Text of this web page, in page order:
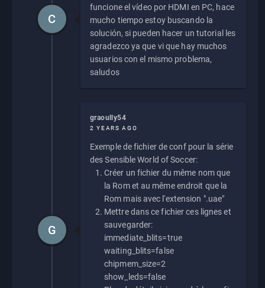
funcione el vídeo por HDMI en PC, hace
mucho tiempo estoy buscando la
solución, si pueden hacer un tutorial les
agradezco ya que vi que hay muchos
usuarios con el mismo problema,
saludos
C
graoully54
2 YEARS AGO
Exemple de fichier de conf pour la série
des Sensible World of Soccer:
Créer un fichier du même nom que
la Rom et au même endroit que la
Rom mais avec l'extension ".uae"
Mettre dans ce fichier ces lignes et
sauvegarder:
immediate_blits=true
waiting_blits=false
chipmem_size=2
show_leds=false
G